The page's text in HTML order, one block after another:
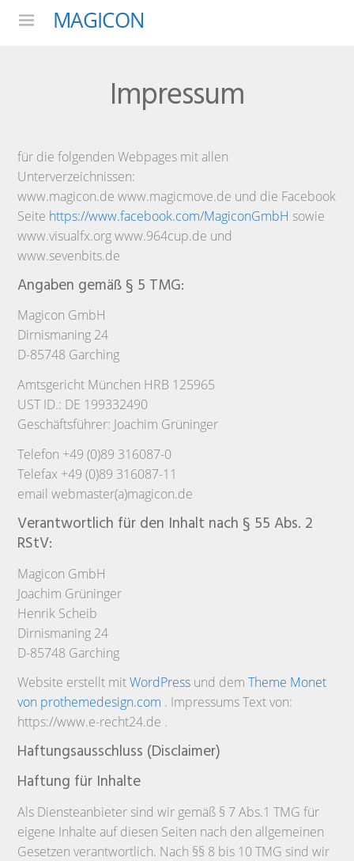
Menu MAGICON
Impressum
für die folgenden Webpages mit allen
Unterverzeichnissen:
www.magicon.de www.magicmove.de und die Facebook
Seite https://www.facebook.com/MagiconGmbH sowie
www.visualfx.org www.964cup.de und
www.sevenbits.de
Angaben gemäß § 5 TMG:
Magicon GmbH
Dirnismaning 24
D-85748 Garching
Amtsgericht München HRB 125965
UST ID.: DE 199332490
Geschäftsführer: Joachim Grüninger
Telefon +49 (0)89 316087-0
Telefax +49 (0)89 316087-11
email webmaster(a)magicon.de
Verantwortlich für den Inhalt nach § 55 Abs. 2
RStV:
Magicon GmbH
Joachim Grüninger
Henrik Scheib
Dirnismaning 24
D-85748 Garching
Website erstellt mitWordPress und demTheme Monet
von prothemedesign.com . Impressums Text von:
https://www.e-recht24.de .
Haftungsausschluss (Disclaimer)
Haftung für Inhalte
Als Diensteanbieter sind wir gemäß § 7 Abs.1 TMG für
eigene Inhalte auf diesen Seiten nach den allgemeinen
Gesetzen verantwortlich. Nach §§ 8 bis 10 TMG sind wir